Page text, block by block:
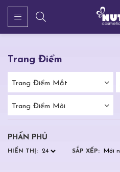
Trang Điểm
Trang Điểm Mắt
Trang Điểm Môi
PHẤN PHỦ
HIỂN THỊ: SẮP XẾP: